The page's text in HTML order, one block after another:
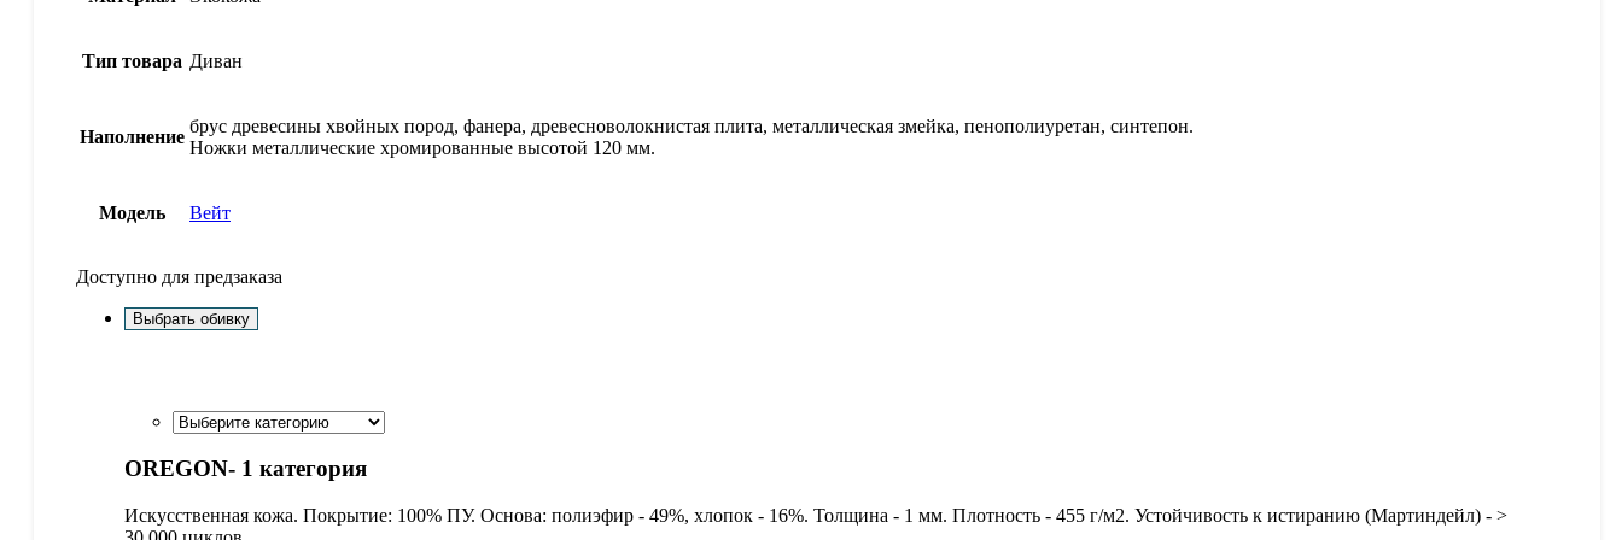
Тип товара Диван
Наполнение
брус древесины хвойных пород, фанера, древесноволокнистая плита, металлическая змейка, пенополиуретан, синтепон.
Ножки металлические хромированные высотой 120 мм.
Модель Вейт
Доступно для предзаказа
Выбрать обивку
OREGON- 1 категория
Искусственная кожа. Покрытие: 100% ПУ. Основа: полиэфир - 49%, хлопок - 16%. Толщина - 1 мм. Плотность - 455 г/м2. Устойчивость к истиранию (Мартиндейл) - >